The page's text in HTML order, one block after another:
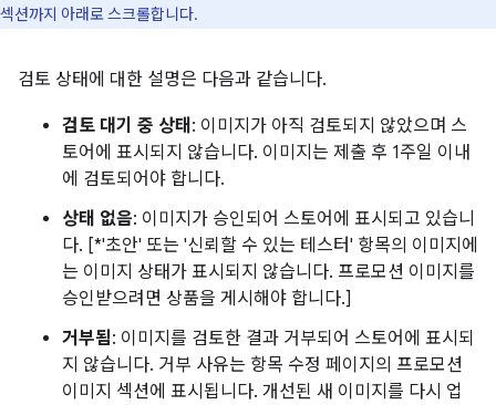
섹션까지 아래로 스크롤합니다.
검토 상태에 대한 설명은 다음과 같습니다.
검토 대기 중 상태 : 이미지가 아직 검토되지 않았으며 스
토어에 표시되지 않습니다. 이미지는 제출 후 1주일 이내
에 검토되어야 합니다.
상태 없음: 이미지가 승인되어 스토어에 표시되고 있습니
다. [*'초안' 또는 '신뢰할 수 있는 테스터' 항목의 이미지에
는 이미지 상태가 표시되지 않습니다. 프로모션 이미지를
승인받으려면 상품을 게시해야 합니다.]
거부됨: 이미지를 검토한 결과 거부되어 스토어에 표시되
지 않습니다. 거부 사유는 항목 수정 페이지의 프로모션
이미지 섹션에 표시됩니다. 개선된 새 이미지를 다시 업